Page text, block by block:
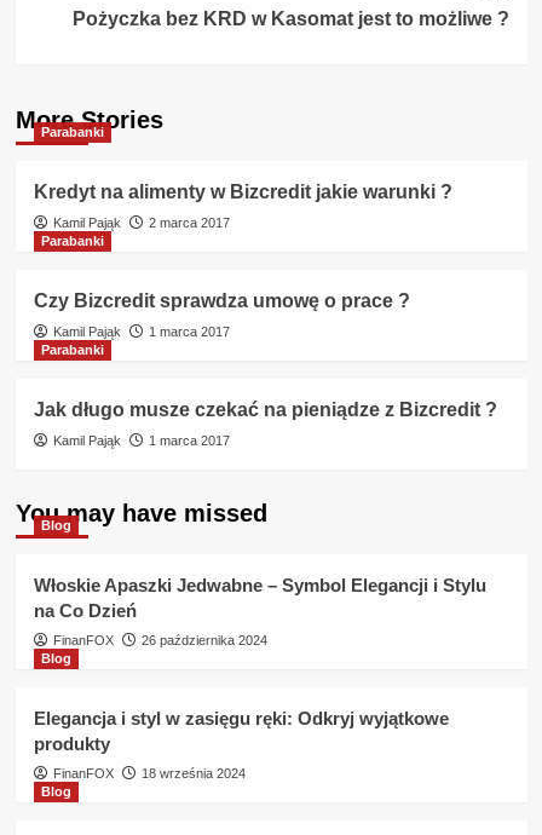
Pożyczka bez KRD w Kasomat jest to możliwe ?
More Stories
Parabanki
Kredyt na alimenty w Bizcredit jakie warunki ?
Kamil Pająk
2 marca 2017
Parabanki
Czy Bizcredit sprawdza umowę o prace ?
Kamil Pająk
1 marca 2017
Parabanki
Jak długo musze czekać na pieniądze z Bizcredit ?
Kamil Pająk 1 marca 2017
You may have missed
Blog
Włoskie Apaszki Jedwabne – Symbol Elegancji i Stylu
na Co Dzień
FinanFOX
26 października 2024
Blog
Elegancja i styl w zasięgu ręki: Odkryj wyjątkowe
produkty
FinanFOX
18 września 2024
Blog